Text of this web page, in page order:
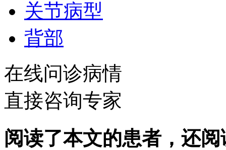
关节病型
背部
在线问诊病情
直接咨询专家
阅读了本文的患者，还